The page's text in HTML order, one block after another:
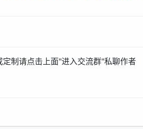
定制请点击上面"进入交流群"私聊作者